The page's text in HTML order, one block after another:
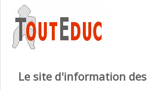
Le site d'information des